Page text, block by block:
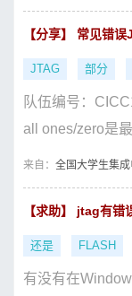
【分享】 常见错
JTAG 部分
队伍编号：
all ones/zero是
来自： 全国大学生集
【求助】 jtag有错
还是 FLASH
有没有在